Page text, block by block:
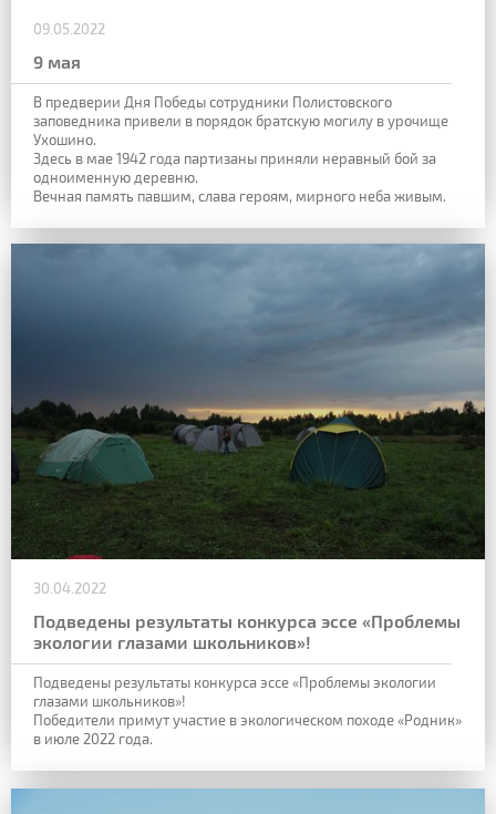
09.05.2022
9 мая
В предверии Дня Победы сотрудники Полистовского
заповедника привели в порядок братскую могилу в урочище
Ухошино.
Здесь в мае 1942 года партизаны приняли неравный бой за
одноименную деревню.
Вечная память павшим, слава героям, мирного неба живым.
30.04.2022
Подведены результаты конкурса эссе «Проблемы
экологии глазами школьников»!
Подведены результаты конкурса эссе «Проблемы экологии
глазами школьников»!
Победители примут участие в экологическом походе «Родник»
в июле 2022 года.